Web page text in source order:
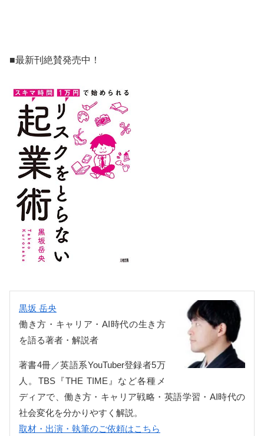
■最新刊絶賛発売中！
黒坂 岳央
働き方・キャリア・AI時代の生き方
を語る著者・解説者
著書4冊／英語系YouTuber登録者5万
人。TBS『THE TIME』など各種メ
ディアで、働き方・キャリア戦略・英語学習・AI時代の
社会変化を分かりやすく解説。
取材・出演・執筆のご依頼はこちら